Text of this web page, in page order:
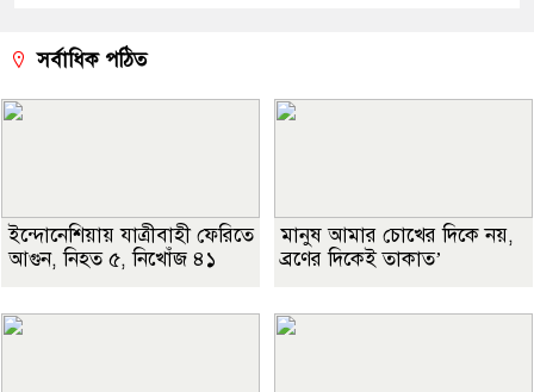
সর্বাধিক পঠিত
ইন্দোনেশিয়ায় যাত্রীবাহী ফেরিতে
আগুন, নিহত ৫, নিখোঁজ ৪১
মানুষ আমার চোখের দিকে নয়,
ব্রণের দিকেই তাকাত’